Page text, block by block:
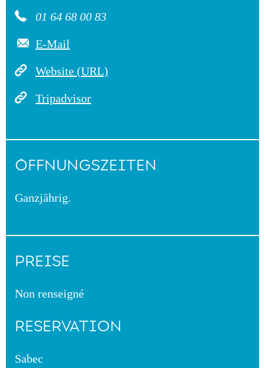
01 64 68 00 83
E-Mail
Website (URL)
Tripadvisor
ÖFFNUNGSZEITEN
Ganzjährig.
PREISE
Non renseigné
RESERVATION
Sabec